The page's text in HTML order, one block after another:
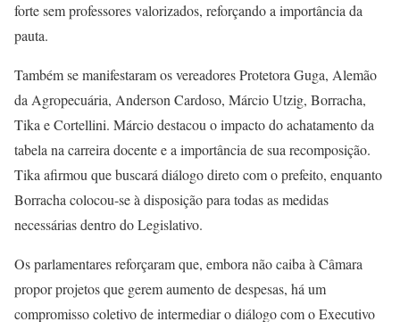
forte sem professores valorizados, reforçando a importância da
pauta.
Também se manifestaram os vereadores Protetora Guga, Alemão
da Agropecuária, Anderson Cardoso, Márcio Utzig, Borracha,
Tika e Cortellini. Márcio destacou o impacto do achatamento da
tabela na carreira docente e a importância de sua recomposição.
Tika afirmou que buscará diálogo direto com o prefeito, enquanto
Borracha colocou-se à disposição para todas as medidas
necessárias dentro do Legislativo.
Os parlamentares reforçaram que, embora não caiba à Câmara
propor projetos que gerem aumento de despesas, há um
compromisso coletivo de intermediar o diálogo com o Executivo